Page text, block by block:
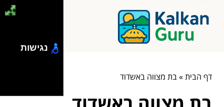
דף הבית»בת מצווה באשדוד
נגישות